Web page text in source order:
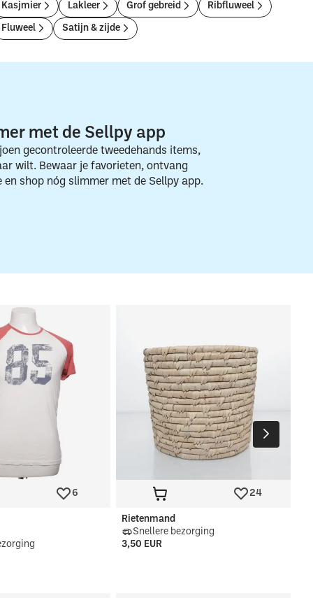
Kasjmier Lakleer Grof gebreid Ribfluweel
Fluweel Satijn & zijde
met de Sellpy app
gecontroleerde tweedehands items,
wilt. Bewaar je favorieten, ontvang
shop nóg slimmer met de Sellpy app.
6 24
Rietenmand
Snellere bezorging
3,50 EUR